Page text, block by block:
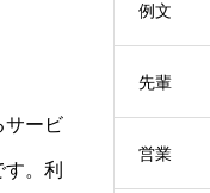
サービ
。利
例文
先輩
営業